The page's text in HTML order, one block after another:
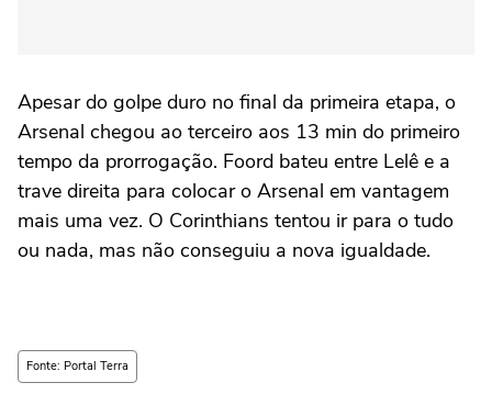
Apesar do golpe duro no final da primeira etapa, o
Arsenal chegou ao terceiro aos 13 min do primeiro
tempo da prorrogação. Foord bateu entre Lelê e a
trave direita para colocar o Arsenal em vantagem
mais uma vez. O Corinthians tentou ir para o tudo
ou nada, mas não conseguiu a nova igualdade.
Fonte: Portal Terra